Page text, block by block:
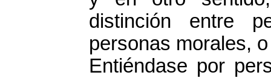
distinción entre
personas morales,
Entiéndase por